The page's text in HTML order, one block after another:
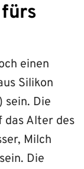
einen
Silikon
sein. Die
das Alter des
Milch
Die